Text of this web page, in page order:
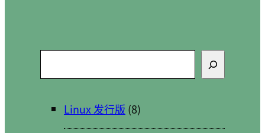
索
Linux 发行版 (8)